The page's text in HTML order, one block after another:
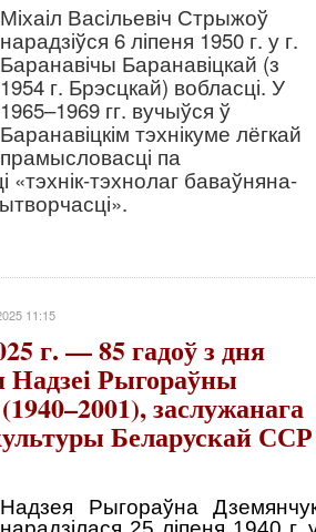
Міхаіл Васільевіч Стрыжоў
нарадзіўся 6 ліпеня 1950 г. у г.
Баранавічы Баранавіцкай (з
1954 г. Брэсцкай) вобласці. У
1965–1969 гг. вучыўся ў
Баранавіцкім тэхнікуме лёгкай
прамысловасці па
«тэхнік-тэхнолаг баваўняна-
11:15
г. — 85 гадоў з дня
Надзеі Рыгораўны
заслужанага
Беларускай ССР
Надзея Рыгораўна